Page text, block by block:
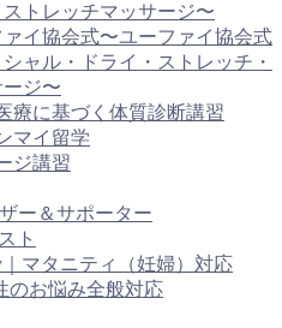
ストレッチマッサージ〜
イ協会式〜ユーファイ協会式
ャル・ドライ・ストレッチ・
ジ〜
療に基づく体質診断講習
マイ留学
ジ講習
ー＆サポーター
ト
｜マタニティ（妊婦）対応
のお悩み全般対応